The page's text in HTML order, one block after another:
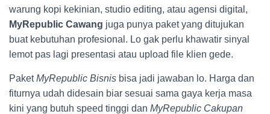
warung kopi kekinian, studio editing, atau agensi digital,
MyRepublic Cawang juga punya paket yang ditujukan
buat kebutuhan profesional. Lo gak perlu khawatir sinyal
lemot pas lagi presentasi atau upload file klien gede.
PaketMyRepublic Bisnis bisa jadi jawaban lo. Harga dan
fiturnya udah didesain biar sesuai sama gaya kerja masa
kini yang butuh speed tinggi dan MyRepublic Cakupan